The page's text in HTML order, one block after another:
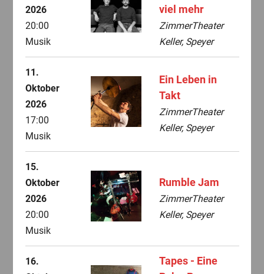
2026
20:00
Musik
viel mehr
ZimmerTheater
Keller, Speyer
11.
Oktober
2026
17:00
Musik
Ein Leben in
Takt
ZimmerTheater
Keller, Speyer
15.
Oktober
2026
20:00
Musik
Rumble Jam
ZimmerTheater
Keller, Speyer
16.
Tapes - Eine